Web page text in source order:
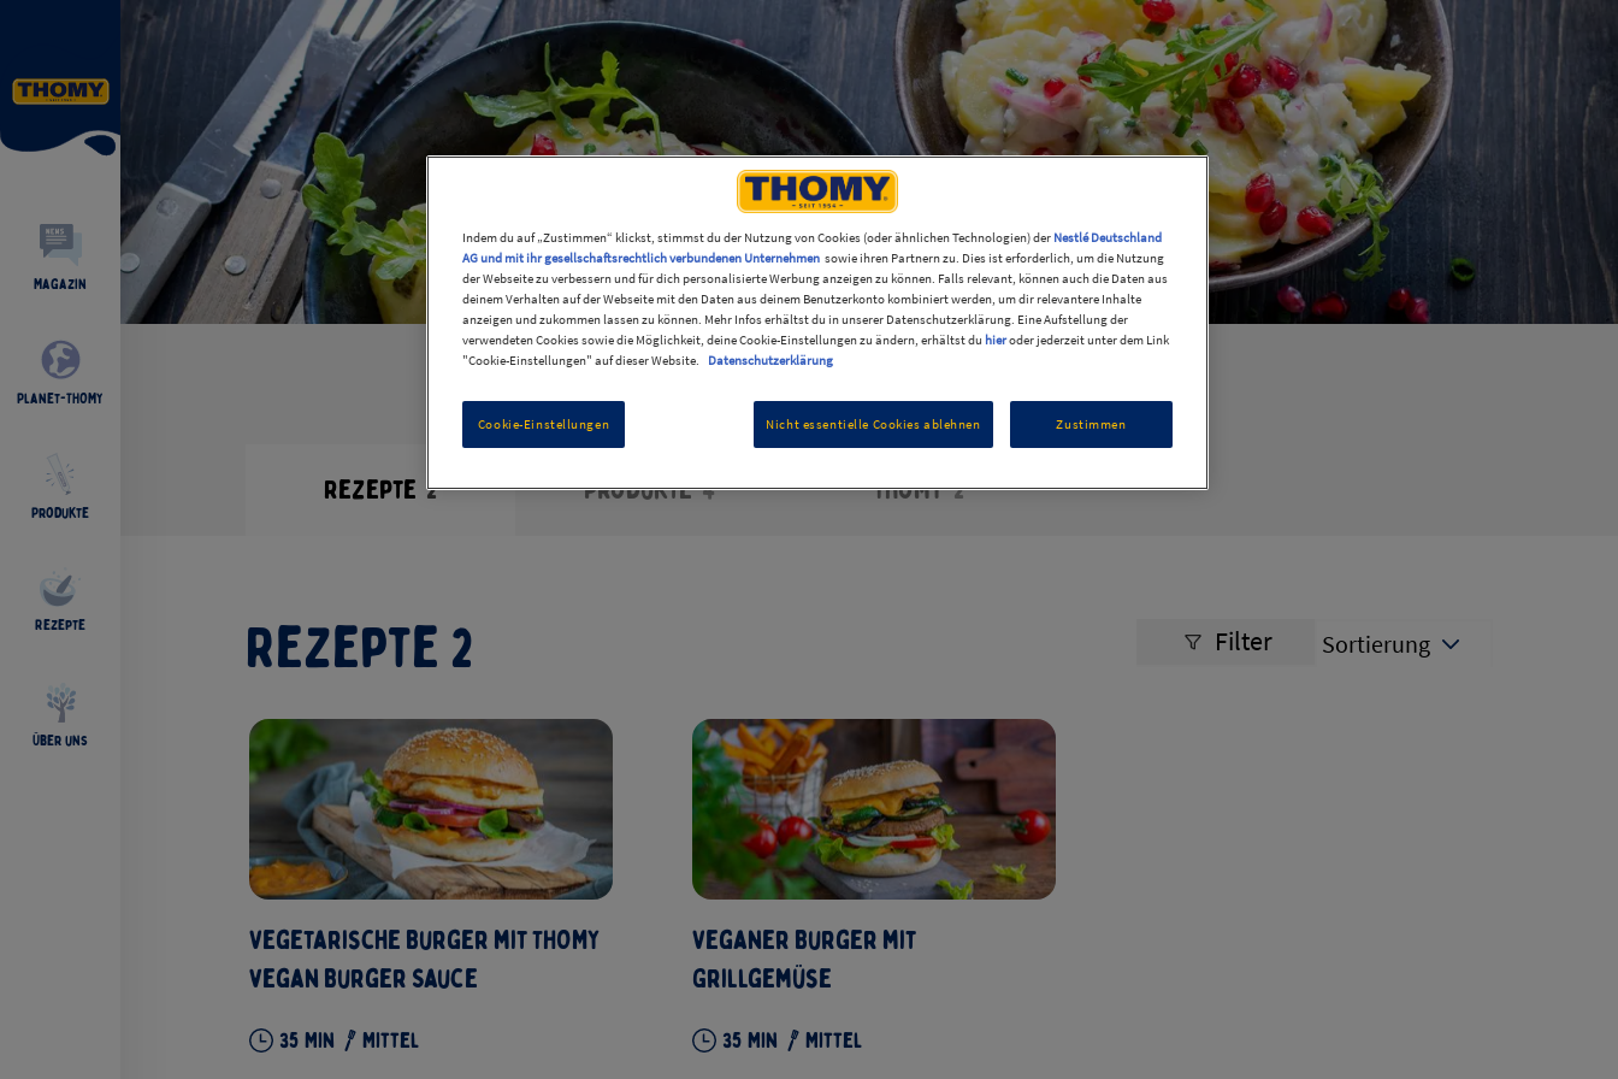
Magazin
Planet-THOMY
Produkte
Rezepte
Über uns
Rezepte 2 Produkte 4 Thomy 2
Rezepte 2 Filter Sortierung
Vegetarische Burger mit THOMY
vegan Burger Sauce
35 Min Mittel
Veganer Burger mit
Grillgemüse
35 Min Mittel
Indem du auf „Zustimmen“ klickst, stimmst du der Nutzung von Cookies (oder ähnlichen Technologien) der Nestlé Deutschland
AG und mit ihr gesellschaftsrechtlich verbundenen Unternehmen sowie ihren Partnern zu. Dies ist erforderlich, um die Nutzung
der Webseite zu verbessern und für dich personalisierte Werbung anzeigen zu können. Falls relevant, können auch die Daten aus
deinem Verhalten auf der Webseite mit den Daten aus deinem Benutzerkonto kombiniert werden, um dir relevantere Inhalte
anzeigen und zukommen lassen zu können. Mehr Infos erhältst du in unserer Datenschutzerklärung. Eine Aufstellung der
verwendeten Cookies sowie die Möglichkeit, deine Cookie-Einstellungen zu ändern, erhältst du hieroder jederzeit unter dem Link
"Cookie-Einstellungen" auf dieser Website.
Datenschutzerklärung
Cookie-Einstellungen Nicht essentielle Cookies ablehnen Zustimmen